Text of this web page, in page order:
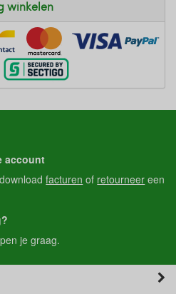
winkelen
account
facturen of retourneer een
je graag.